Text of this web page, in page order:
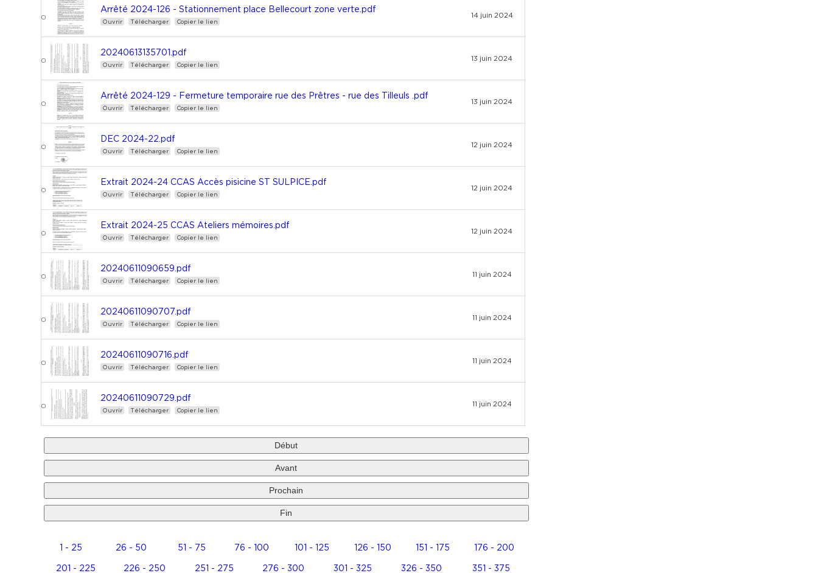
Arrêté 2024-126 - Stationnement place Bellecourt zone verte.pdf
Ouvrir Télécharger Copier le lien
14 juin 2024
20240613135701.pdf
Ouvrir Télécharger Copier le lien
13 juin 2024
Arrêté 2024-129 - Fermeture temporaire rue des Prêtres - rue des Tilleuls .pdf
Ouvrir Télécharger Copier le lien
13 juin 2024
DEC 2024-22.pdf
Ouvrir Télécharger Copier le lien
12 juin 2024
Extrait 2024-24 CCAS Accès pisicine ST SULPICE.pdf
Ouvrir Télécharger Copier le lien
12 juin 2024
Extrait 2024-25 CCAS Ateliers mémoires.pdf
Ouvrir Télécharger Copier le lien
12 juin 2024
20240611090659.pdf
Ouvrir Télécharger Copier le lien
11 juin 2024
20240611090707.pdf
Ouvrir Télécharger Copier le lien
11 juin 2024
20240611090716.pdf
Ouvrir Télécharger Copier le lien
11 juin 2024
20240611090729.pdf
Ouvrir Télécharger Copier le lien
11 juin 2024
Début
Avant
Prochain
Fin
1 - 25 26 - 50 51 - 75 76 - 100 101 - 125 126 - 150 151 - 175 176 - 200
201 - 225 226 - 250 251 - 275 276 - 300 301 - 325 326 - 350 351 - 375